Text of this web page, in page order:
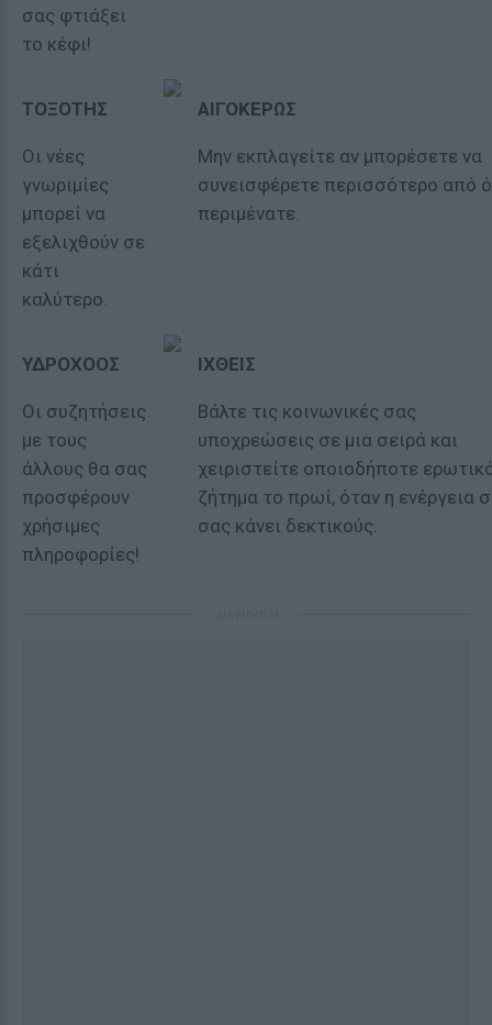
σας φτιάξει
το κέφι!
ΤΟΞΟΤΗΣ
Οι νέες
γνωριμίες
μπορεί να
εξελιχθούν σε
κάτι
καλύτερο.
ΑΙΓΟΚΕΡΩΣ
Μην εκπλαγείτε αν μπορέσετε να
συνεισφέρετε περισσότερο από
περιμένατε.
ΥΔΡΟΧΟΟΣ
Οι συζητήσεις
με τους
άλλους θα σας
προσφέρουν
χρήσιμες
πληροφορίες!
ΙΧΘΕΙΣ
Βάλτε τις κοινωνικές σας
υποχρεώσεις σε μια σειρά και
χειριστείτε οποιοδήποτε
ζήτημα το πρωί, όταν η ενέργεια
σας κάνει δεκτικούς.